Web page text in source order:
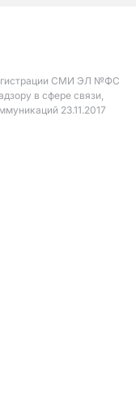
СМИ ЭЛ №ФС
в сфере связи,
23.11.2017